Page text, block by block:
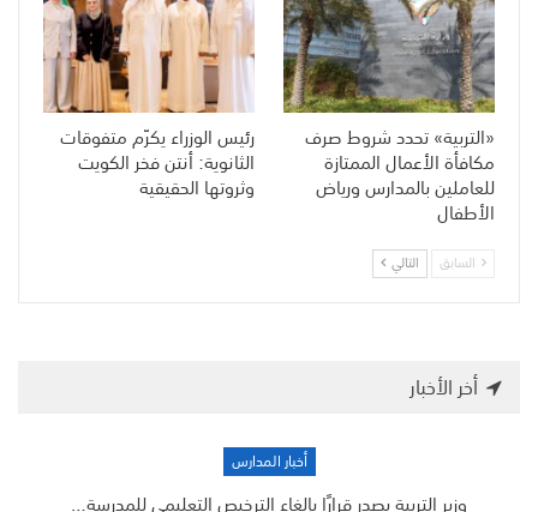
«التربية» تحدد شروط صرف
مكافأة الأعمال الممتازة
للعاملين بالمدارس ورياض
الأطفال
رئيس الوزراء يكرّم متفوقات
الثانوية: أنتن فخر الكويت
وثروتها الحقيقية
السابق التالي
أخر الأخبار
أخبار المدارس
وزير التربية يصدر قرارًا بإلغاء الترخيص التعليمي للمدرسة…